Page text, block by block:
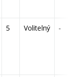
5 Volitelný -